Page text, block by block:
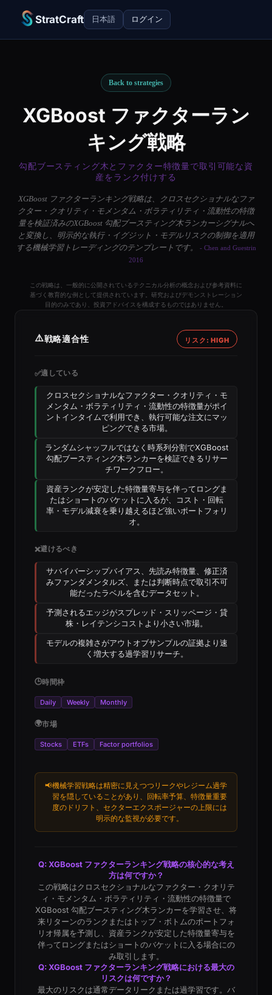
StratCraft 日本語 ログイン
Back to strategies
XGBoost ファクターラン
キング戦略
勾配ブースティング木とファクター特徴量で取引可能な資
産をランク付けする
XGBoost ファクターランキング戦略は、クロスセクショナルなファ
クター・クオリティ・モメンタム・ボラティリティ・流動性の特徴
量を検証済みのXGBoost 勾配ブースティング木ランカーシグナルへ
と変換し、明示的な執行・イグジット・モデルリスクの制御を適用
する機械学習トレーディングのテンプレートです。
- Chen and Guestrin
2016
この戦略は、一般的に公開されているテクニカル分析の概念および参考資料に
基づく教育的な例として提供されています。研究およびデモンストレーション
目的のみであり、投資アドバイスを構成するものではありません。
⚠️戦略適合性 リスク: HIGH
✅適している
クロスセクショナルなファクター・クオリティ・モ
メンタム・ボラティリティ・流動性の特徴量がポイ
ントインタイムで利用でき、執行可能な注文にマッ
ピングできる市場。
ランダムシャッフルではなく時系列分割でXGBoost
勾配ブースティング木ランカーを検証できるリサー
チワークフロー。
資産ランクが安定した特徴量寄与を伴ってロングま
たはショートのバケットに入るが、コスト・回転
率・モデル減衰を乗り越えるほど強いポートフォリ
オ。
❌避けるべき
サバイバーシップバイアス、先読み特徴量、修正済
みファンダメンタルズ、または判断時点で取引不可
能だったラベルを含むデータセット。
予測されるエッジがスプレッド・スリッページ・貸
株・レイテンシコストより小さい市場。
モデルの複雑さがアウトオブサンプルの証拠より速
く増大する過学習リサーチ。
🕒時間枠
Daily Weekly Monthly
🌍市場
Stocks ETFs Factor portfolios
📢機械学習戦略は精密に見えつつリークやレジーム過学
習を隠していることがあり、回転率予算、特徴量重要
度のドリフト、セクターエクスポージャーの上限には
明示的な監視が必要です。
Q: XGBoost ファクターランキング戦略の核心的な考え
方は何ですか？
この戦略はクロスセクショナルなファクター・クオリテ
ィ・モメンタム・ボラティリティ・流動性の特徴量で
XGBoost 勾配ブースティング木ランカーを学習させ、将
来リターンのランクまたはトップ・ボトムのポートフォ
リオ帰属を予測し、資産ランクが安定した特徴量寄与を
伴ってロングまたはショートのバケットに入る場合にの
み取引します。
Q: XGBoost ファクターランキング戦略における最大の
リスクは何ですか？
最大のリスクは通常データリークまたは過学習です。バ